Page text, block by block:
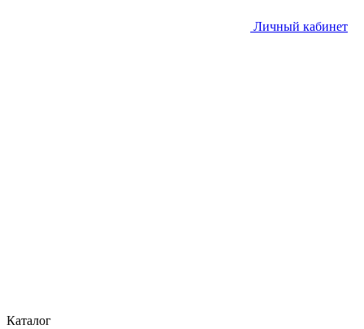
Личный кабинет
Каталог